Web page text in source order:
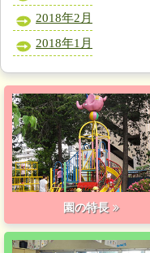
2018年2月
2018年1月
園の特長